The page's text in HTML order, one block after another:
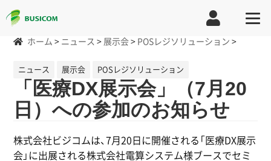
ホーム > ニュース > 展示会 > POSレジソリューション >
ニュース 展示会 POSレジソリューション
「医療DX展示会」（7月20
日）への参加のお知らせ
株式会社ビジコムは、7月20日に開催される「医療DX展示
会」に出展される株式会社電算システム様ブースでセミ